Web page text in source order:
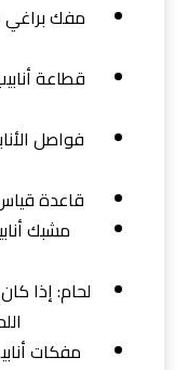
مفك براغي
قطاعة
فواصل
قاعدة
مشبك
لحام: إذا
مفكات